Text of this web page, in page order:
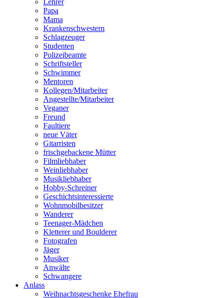
Lehrer
Papa
Mama
Krankenschwestern
Schlagzeuger
Studenten
Polizeibeamte
Schriftsteller
Schwimmer
Mentoren
Kollegen/Mitarbeiter
Angestellte/Mitarbeiter
Veganer
Freund
Faultiere
neue Väter
Gitarristen
frischgebackene Mütter
Filmliebhaber
Weinliebhaber
Musikliebhaber
Hobby-Schreiner
Geschichtsinteressierte
Wohnmobilbesitzer
Wanderer
Teenager-Mädchen
Kletterer und Boulderer
Fotografen
Jäger
Musiker
Anwälte
Schwangere
Anlass
Weihnachtsgeschenke Ehefrau